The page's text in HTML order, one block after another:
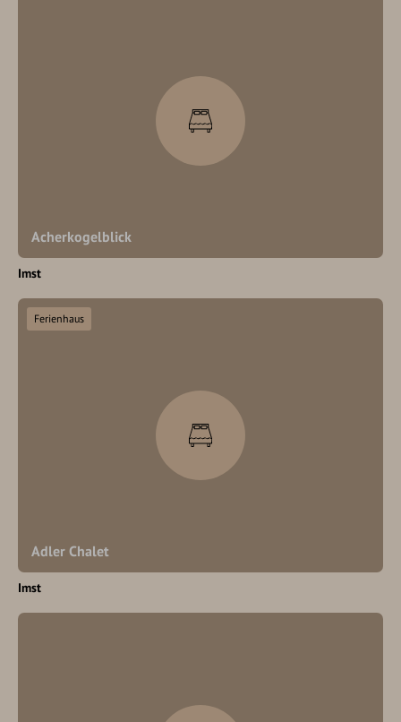
Acherkogelblick
Imst
Adler Chalet
Ferienhaus
Imst